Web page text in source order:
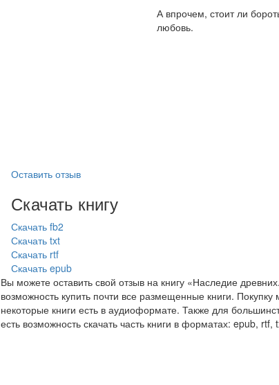
Оставить отзыв
Скачать книгу
Скачать fb2
Скачать txt
Скачать rtf
Скачать epub
А впрочем, стоит ли
любовь.
Вы можете оставить свой отзыв на книгу «Наследие
возможность купить почти все размещенные книги.
некоторые книги есть в аудиоформате. Также для
есть возможность скачать часть книги в форматах: epub, rtf,